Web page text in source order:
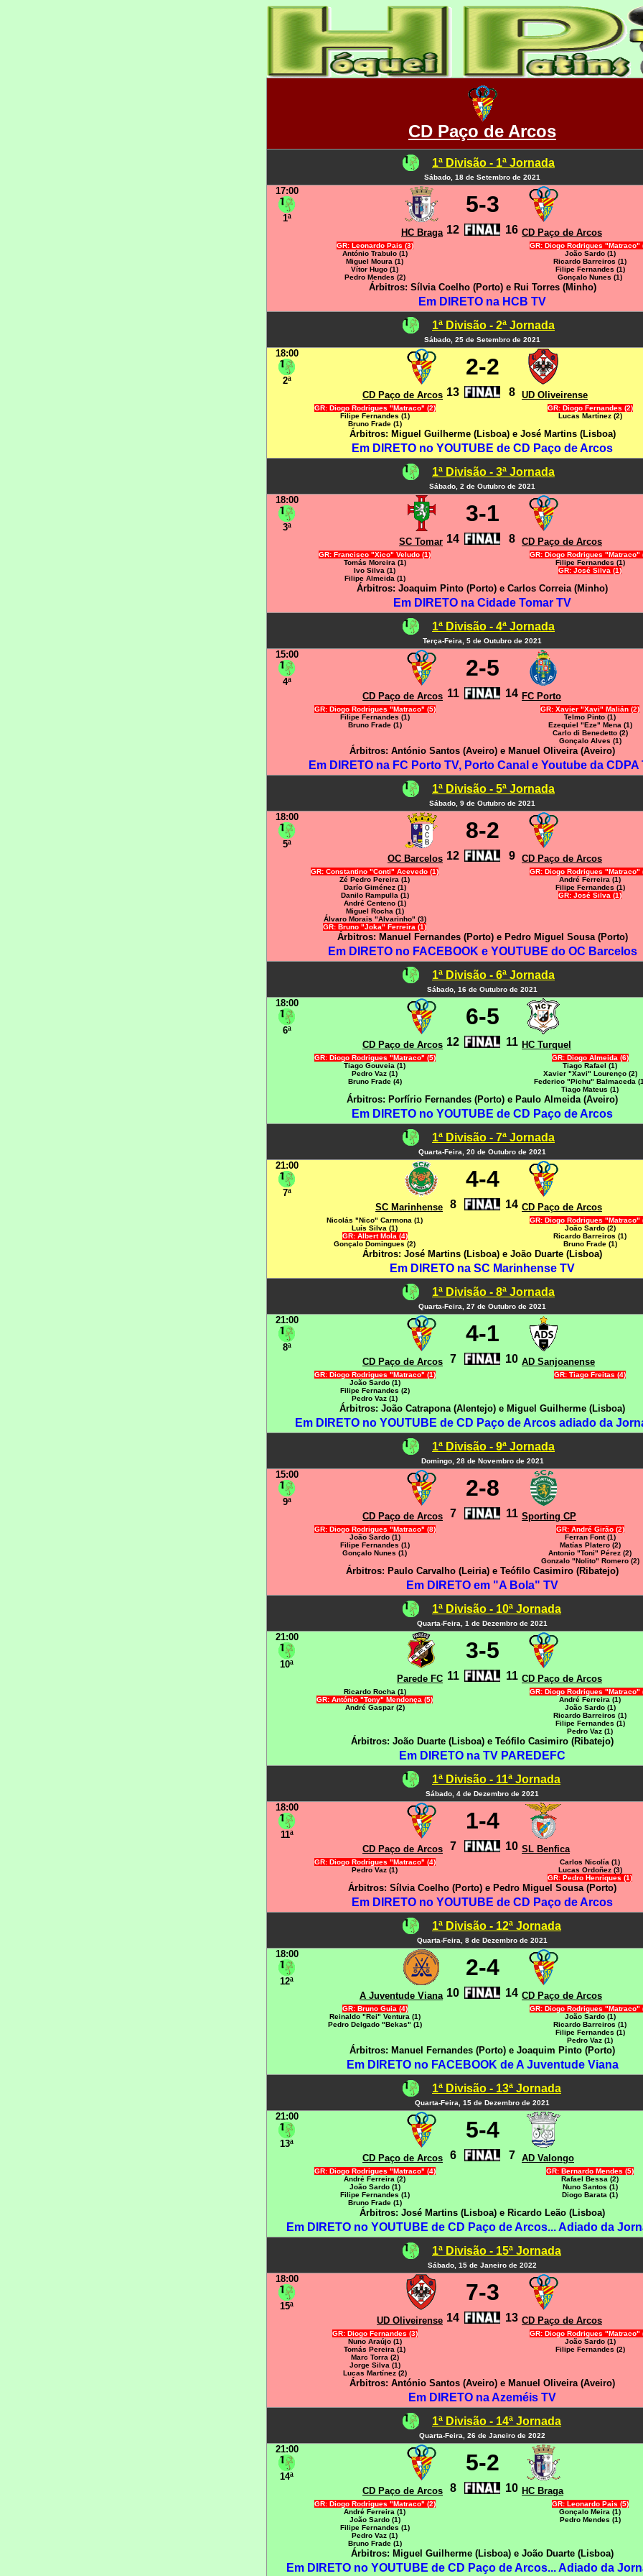
CD Paço de Arcos
1ª Divisão - 1ª Jornada
Sábado, 18 de Setembro de 2021
17:00
1ª
5-3
HC Braga 12 16 CD Paço de Arcos
GR: Leonardo Pais (3)
António Trabulo (1)
Miguel Moura (1)
Vítor Hugo (1)
Pedro Mendes (2)
GR: Diogo Rodrigues "Matraco"
João Sardo (1)
Ricardo Barreiros (1)
Filipe Fernandes (1)
Gonçalo Nunes (1)
Árbitros: Sílvia Coelho (Porto) e Rui Torres (Minho)
Em DIRETO na HCB TV
1ª Divisão - 2ª Jornada
Sábado, 25 de Setembro de 2021
18:00
2ª
2-2
CD Paço de Arcos 13 8 UD Oliveirense
GR: Diogo Rodrigues "Matraco" (2)
Filipe Fernandes (1)
Bruno Frade (1)
GR: Diogo Fernandes (2)
Lucas Martínez (2)
Árbitros: Miguel Guilherme (Lisboa) e José Martins (Lisboa)
Em DIRETO no YOUTUBE de CD Paço de Arcos
1ª Divisão - 3ª Jornada
Sábado, 2 de Outubro de 2021
18:00
3ª
3-1
SC Tomar 14 8 CD Paço de Arcos
GR: Francisco "Xico" Veludo (1)
Tomás Moreira (1)
Ivo Silva (1)
Filipe Almeida (1)
GR: Diogo Rodrigues "Matraco"
Filipe Fernandes (1)
GR: José Silva (1)
Árbitros: Joaquim Pinto (Porto) e Carlos Correia (Minho)
Em DIRETO na Cidade Tomar TV
1ª Divisão - 4ª Jornada
Terça-Feira, 5 de Outubro de 2021
15:00
4ª
2-5
CD Paço de Arcos 11 14 FC Porto
GR: Diogo Rodrigues "Matraco" (5)
Filipe Fernandes (1)
Bruno Frade (1)
GR: Xavier "Xavi" Malián (2)
Telmo Pinto (1)
Ezequiel "Eze" Mena (1)
Carlo di Benedetto (2)
Gonçalo Alves (1)
Árbitros: António Santos (Aveiro) e Manuel Oliveira (Aveiro)
Em DIRETO na FC Porto TV, Porto Canal e Youtube da CDPA
1ª Divisão - 5ª Jornada
Sábado, 9 de Outubro de 2021
18:00
5ª
8-2
OC Barcelos 12 9 CD Paço de Arcos
GR: Constantino "Conti" Acevedo (1)
Zé Pedro Pereira (1)
Darío Giménez (1)
Danilo Rampulla (1)
André Centeno (1)
Miguel Rocha (1)
Álvaro Morais "Alvarinho" (3)
GR: Bruno "Joka" Ferreira (1)
GR: Diogo Rodrigues "Matraco"
André Ferreira (1)
Filipe Fernandes (1)
GR: José Silva (1)
Árbitros: Manuel Fernandes (Porto) e Pedro Miguel Sousa (Porto)
Em DIRETO no FACEBOOK e YOUTUBE do OC Barcelos
1ª Divisão - 6ª Jornada
Sábado, 16 de Outubro de 2021
18:00
6ª
6-5
CD Paço de Arcos 12 11 HC Turquel
GR: Diogo Rodrigues "Matraco" (5)
Tiago Gouveia (1)
Pedro Vaz (1)
Bruno Frade (4)
GR: Diogo Almeida (6)
Tiago Rafael (1)
Xavier "Xavi" Lourenço (2)
Federico "Pichu" Balmaceda
Tiago Mateus (1)
Árbitros: Porfírio Fernandes (Porto) e Paulo Almeida (Aveiro)
Em DIRETO no YOUTUBE de CD Paço de Arcos
1ª Divisão - 7ª Jornada
Quarta-Feira, 20 de Outubro de 2021
21:00
7ª
4-4
SC Marinhense 8 14 CD Paço de Arcos
Nicolás "Nico" Carmona (1)
Luís Silva (1)
GR: Albert Mola (4)
Gonçalo Domingues (2)
GR: Diogo Rodrigues "Matraco"
João Sardo (2)
Ricardo Barreiros (1)
Bruno Frade (1)
Árbitros: José Martins (Lisboa) e João Duarte (Lisboa)
Em DIRETO na SC Marinhense TV
1ª Divisão - 8ª Jornada
Quarta-Feira, 27 de Outubro de 2021
21:00
8ª
4-1
CD Paço de Arcos 7 10 AD Sanjoanense
GR: Diogo Rodrigues "Matraco" (1)
João Sardo (1)
Filipe Fernandes (2)
Pedro Vaz (1)
GR: Tiago Freitas (4)
Árbitros: João Catrapona (Alentejo) e Miguel Guilherme (Lisboa)
Em DIRETO no YOUTUBE de CD Paço de Arcos adiado da
1ª Divisão - 9ª Jornada
Domingo, 28 de Novembro de 2021
15:00
9ª
2-8
CD Paço de Arcos 7 11 Sporting CP
GR: Diogo Rodrigues "Matraco" (8)
João Sardo (1)
Filipe Fernandes (1)
Gonçalo Nunes (1)
GR: André Girão (2)
Ferran Font (1)
Matías Platero (2)
Antonio "Toni" Pérez (2)
Gonzalo "Nolito" Romero (2)
Árbitros: Paulo Carvalho (Leiria) e Teófilo Casimiro (Ribatejo)
Em DIRETO em "A Bola" TV
1ª Divisão - 10ª Jornada
Quarta-Feira, 1 de Dezembro de 2021
21:00
10ª
3-5
Parede FC 11 11 CD Paço de Arcos
Ricardo Rocha (1)
GR: António "Tony" Mendonça (5)
André Gaspar (2)
GR: Diogo Rodrigues "Matraco"
André Ferreira (1)
João Sardo (1)
Ricardo Barreiros (1)
Filipe Fernandes (1)
Pedro Vaz (1)
Árbitros: João Duarte (Lisboa) e Teófilo Casimiro (Ribatejo)
Em DIRETO na TV PAREDEFC
1ª Divisão - 11ª Jornada
Sábado, 4 de Dezembro de 2021
18:00
11ª
1-4
CD Paço de Arcos 7 10 SL Benfica
GR: Diogo Rodrigues "Matraco" (4)
Pedro Vaz (1)
Carlos Nicolía (1)
Lucas Ordoñez (3)
GR: Pedro Henriques (1)
Árbitros: Sílvia Coelho (Porto) e Pedro Miguel Sousa (Porto)
Em DIRETO no YOUTUBE de CD Paço de Arcos
1ª Divisão - 12ª Jornada
Quarta-Feira, 8 de Dezembro de 2021
18:00
12ª
2-4
A Juventude Viana 10 14 CD Paço de Arcos
GR: Bruno Guia (4)
Reinaldo "Rei" Ventura (1)
Pedro Delgado "Bekas" (1)
GR: Diogo Rodrigues "Matraco"
João Sardo (1)
Ricardo Barreiros (1)
Filipe Fernandes (1)
Pedro Vaz (1)
Árbitros: Manuel Fernandes (Porto) e Joaquim Pinto (Porto)
Em DIRETO no FACEBOOK de A Juventude Viana
1ª Divisão - 13ª Jornada
Quarta-Feira, 15 de Dezembro de 2021
21:00
13ª
5-4
CD Paço de Arcos 6 7 AD Valongo
GR: Diogo Rodrigues "Matraco" (4)
André Ferreira (2)
João Sardo (1)
Filipe Fernandes (1)
Bruno Frade (1)
GR: Bernardo Mendes (5)
Rafael Bessa (2)
Nuno Santos (1)
Diogo Barata (1)
Árbitros: José Martins (Lisboa) e Ricardo Leão (Lisboa)
Em DIRETO no YOUTUBE de CD Paço de Arcos... Adiado da
1ª Divisão - 15ª Jornada
Sábado, 15 de Janeiro de 2022
18:00
15ª
7-3
UD Oliveirense 14 13 CD Paço de Arcos
GR: Diogo Fernandes (3)
Nuno Araújo (1)
Tomás Pereira (1)
Marc Torra (2)
Jorge Silva (1)
Lucas Martínez (2)
GR: Diogo Rodrigues "Matraco"
João Sardo (1)
Filipe Fernandes (2)
Árbitros: António Santos (Aveiro) e Manuel Oliveira (Aveiro)
Em DIRETO na Azeméis TV
1ª Divisão - 14ª Jornada
Quarta-Feira, 26 de Janeiro de 2022
21:00
14ª
5-2
CD Paço de Arcos 8 10 HC Braga
GR: Diogo Rodrigues "Matraco" (2)
André Ferreira (1)
João Sardo (1)
Filipe Fernandes (1)
Pedro Vaz (1)
Bruno Frade (1)
GR: Leonardo Pais (5)
Gonçalo Meira (1)
Pedro Mendes (1)
Árbitros: Miguel Guilherme (Lisboa) e João Duarte (Lisboa)
Em DIRETO no YOUTUBE de CD Paço de Arcos... Adiado da